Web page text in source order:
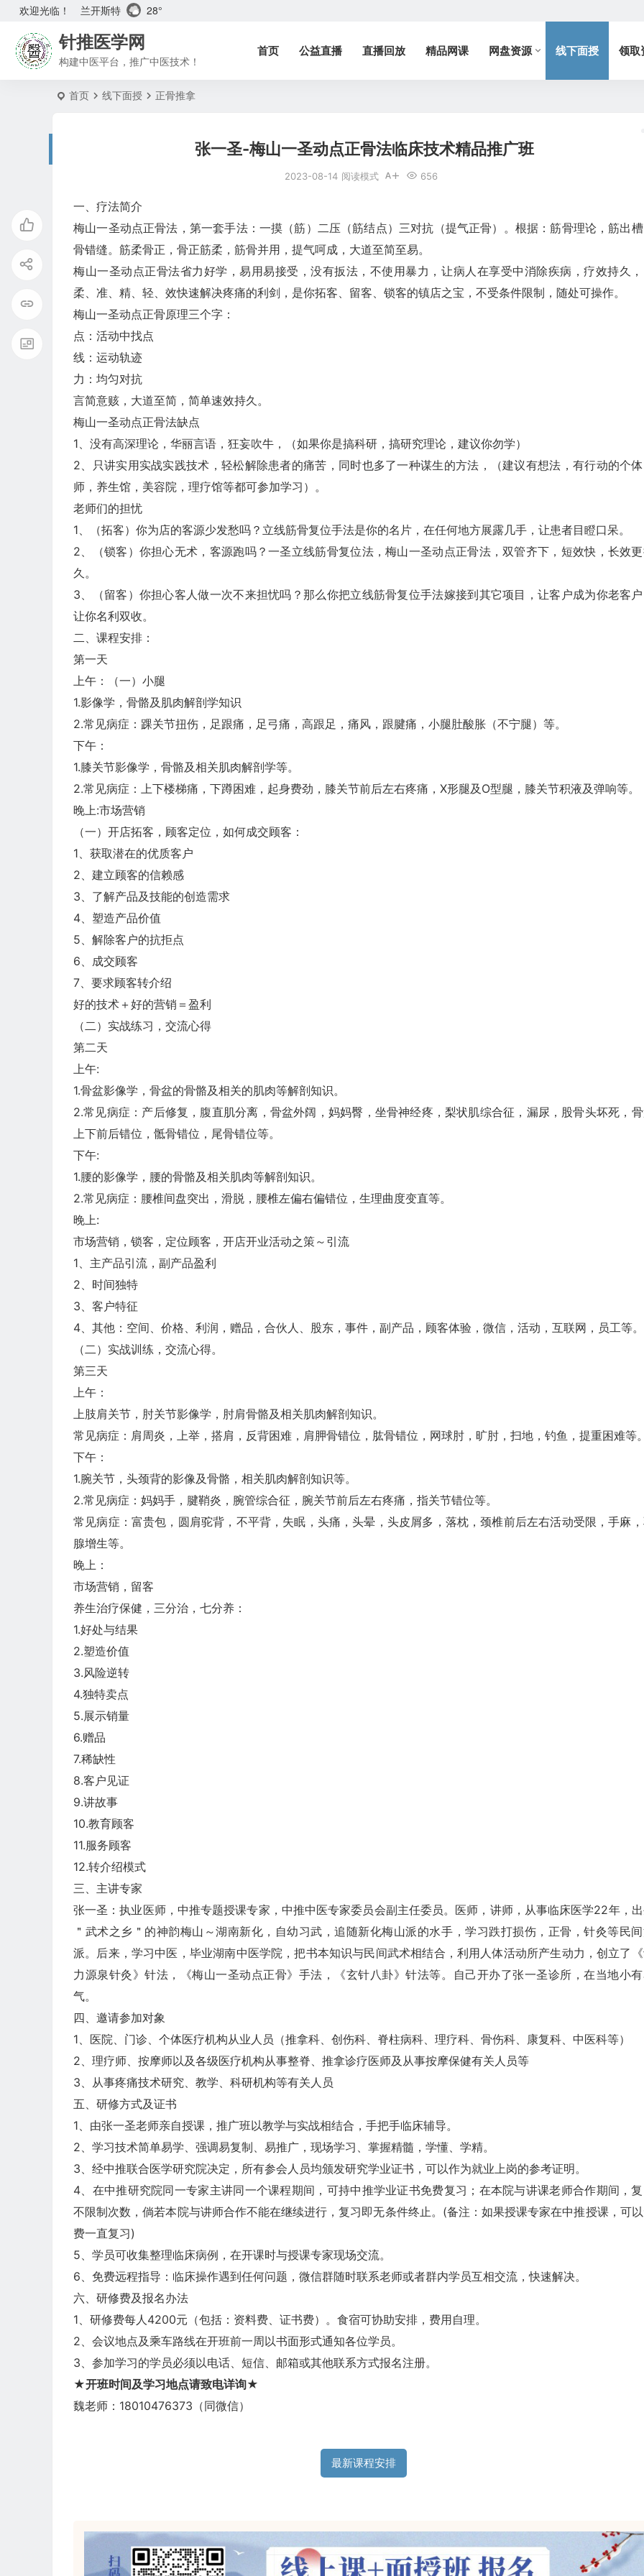
欢迎光临！ 兰开斯特 28°
针推医学网
构建中医平台，推广中医技术！
首页 公益直播 直播回放 精品网课 网盘资源 线下面授 领取
首页 线下面授 正骨推拿
张一圣-梅山一圣动点正骨法临床技术精品推广班
2023-08-14 656
阅读模式
一、疗法简介
梅山一圣动点正骨法，第一套手法：一摸（筋）二压（筋结点）三对抗（提气正骨）。根据：筋骨理论，筋出
骨错缝。筋柔骨正，骨正筋柔，筋骨并用，提气呵成，大道至简至易。
梅山一圣动点正骨法省力好学，易用易接受，没有扳法，不使用暴力，让病人在享受中消除疾病，疗效持久
柔、准、精、轻、效快速解决疼痛的利剑，是你拓客、留客、锁客的镇店之宝，不受条件限制，随处可操作。
梅山一圣动点正骨原理三个字：
点：活动中找点
线：运动轨迹
力：均匀对抗
言简意赅，大道至简，简单速效持久。
梅山一圣动点正骨法缺点
1、没有高深理论，华丽言语，狂妄吹牛，（如果你是搞科研，搞研究理论，建议你勿学）
2、只讲实用实战实践技术，轻松解除患者的痛苦，同时也多了一种谋生的方法，（建议有想法，有行动的个
师，养生馆，美容院，理疗馆等都可参加学习）。
老师们的担忧
1、（拓客）你为店的客源少发愁吗？立线筋骨复位手法是你的名片，在任何地方展露几手，让患者目瞪口呆。
2、（锁客）你担心无术，客源跑吗？一圣立线筋骨复位法，梅山一圣动点正骨法，双管齐下，短效快，长效
久。
3、（留客）你担心客人做一次不来担忧吗？那么你把立线筋骨复位手法嫁接到其它项目，让客户成为你老客
让你名利双收。
二、课程安排：
第一天
上午：（一）小腿
1.影像学，骨骼及肌肉解剖学知识
2.常见病症：踝关节扭伤，足跟痛，足弓痛，高跟足，痛风，跟腱痛，小腿肚酸胀（不宁腿）等。
下午：
1.膝关节影像学，骨骼及相关肌肉解剖学等。
2.常见病症：上下楼梯痛，下蹲困难，起身费劲，膝关节前后左右疼痛，X形腿及O型腿，膝关节积液及弹响等。
晚上:市场营销
（一）开店拓客，顾客定位，如何成交顾客：
1、获取潜在的优质客户
2、建立顾客的信赖感
3、了解产品及技能的创造需求
4、塑造产品价值
5、解除客户的抗拒点
6、成交顾客
7、要求顾客转介绍
好的技术＋好的营销＝盈利
（二）实战练习，交流心得
第二天
上午:
1.骨盆影像学，骨盆的骨骼及相关的肌肉等解剖知识。
2.常见病症：产后修复，腹直肌分离，骨盆外阔，妈妈臀，坐骨神经疼，梨状肌综合征，漏尿，股骨头坏死，
上下前后错位，骶骨错位，尾骨错位等。
下午:
1.腰的影像学，腰的骨骼及相关肌肉等解剖知识。
2.常见病症：腰椎间盘突出，滑脱，腰椎左偏右偏错位，生理曲度变直等。
晚上:
市场营销，锁客，定位顾客，开店开业活动之策～引流
1、主产品引流，副产品盈利
2、时间独特
3、客户特征
4、其他：空间、价格、利润，赠品，合伙人、股东，事件，副产品，顾客体验，微信，活动，互联网，员工等。
（二）实战训练，交流心得。
第三天
上午：
上肢肩关节，肘关节影像学，肘肩骨骼及相关肌肉解剖知识。
常见病症：肩周炎，上举，搭肩，反背困难，肩胛骨错位，肱骨错位，网球肘，旷肘，扫地，钓鱼，提重困难等
下午：
1.腕关节，头颈背的影像及骨骼，相关肌肉解剖知识等。
2.常见病症：妈妈手，腱鞘炎，腕管综合征，腕关节前后左右疼痛，指关节错位等。
常见病症：富贵包，圆肩驼背，不平背，失眠，头痛，头晕，头皮屑多，落枕，颈椎前后左右活动受限，手麻
腺增生等。
晚上：
市场营销，留客
养生治疗保健，三分治，七分养：
1.好处与结果
2.塑造价值
3.风险逆转
4.独特卖点
5.展示销量
6.赠品
7.稀缺性
8.客户见证
9.讲故事
10.教育顾客
11.服务顾客
12.转介绍模式
三、主讲专家
张一圣：执业医师，中推专题授课专家，中推中医专家委员会副主任委员。医师，讲师，从事临床医学22年，
＂武术之乡＂的神韵梅山～湖南新化，自幼习武，追随新化梅山派的水手，学习跌打损伤，正骨，针灸等民
派。后来，学习中医，毕业湖南中医学院，把书本知识与民间武术相结合，利用人体活动所产生动力，创立了
力源泉针灸》针法，《梅山一圣动点正骨》手法，《玄针八卦》针法等。自己开办了张一圣诊所，在当地小
气。
四、邀请参加对象
1、医院、门诊、个体医疗机构从业人员（推拿科、创伤科、脊柱病科、理疗科、骨伤科、康复科、中医科等）
2、理疗师、按摩师以及各级医疗机构从事整脊、推拿诊疗医师及从事按摩保健有关人员等
3、从事疼痛技术研究、教学、科研机构等有关人员
五、研修方式及证书
1、由张一圣老师亲自授课，推广班以教学与实战相结合，手把手临床辅导。
2、学习技术简单易学、强调易复制、易推广，现场学习、掌握精髓，学懂、学精。
3、经中推联合医学研究院决定，所有参会人员均颁发研究学业证书，可以作为就业上岗的参考证明。
4、在中推研究院同一专家主讲同一个课程期间，可持中推学业证书免费复习；在本院与讲课老师合作期间，
不限制次数，倘若本院与讲师合作不能在继续进行，复习即无条件终止。(备注：如果授课专家在中推授课，可
费一直复习)
5、学员可收集整理临床病例，在开课时与授课专家现场交流。
6、免费远程指导：临床操作遇到任何问题，微信群随时联系老师或者群内学员互相交流，快速解决。
六、研修费及报名办法
1、研修费每人4200元（包括：资料费、证书费）。食宿可协助安排，费用自理。
2、会议地点及乘车路线在开班前一周以书面形式通知各位学员。
3、参加学习的学员必须以电话、短信、邮箱或其他联系方式报名注册。
★开班时间及学习地点请致电详询★
魏老师：18010476373（同微信）
最新课程安排